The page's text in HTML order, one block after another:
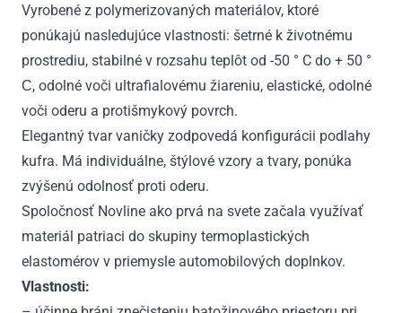
Vyrobené z polymerizovaných materiálov, ktoré
ponúkajú nasledujúce vlastnosti: šetrné k životnému
prostrediu, stabilné v rozsahu teplôt od -50 ° C do + 50 °
С, odolné voči ultrafialovému žiareniu, elastické, odolné
voči oderu a protišmykový povrch.
Elegantný tvar vaničky zodpovedá konfigurácii podlahy
kufra. Má individuálne, štýlové vzory a tvary, ponúka
zvýšenú odolnosť proti oderu.
Spoločnosť Novline ako prvá na svete začala využívať
materiál patriaci do skupiny termoplastických
elastomérov v priemysle automobilových doplnkov.
Vlastnosti: